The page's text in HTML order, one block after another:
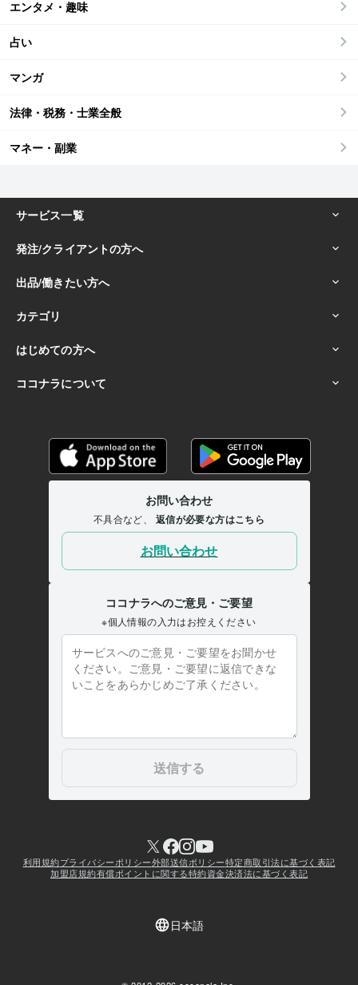
エンタメ・趣味
占い
マンガ
法律・税務・士業全般
マネー・副業